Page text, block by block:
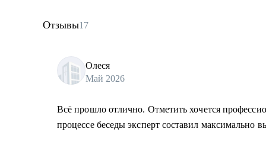
Отзывы17
Олеся
Май 2026
Всё прошло отлично. Отметить хочется
процессе беседы эксперт составил максимально